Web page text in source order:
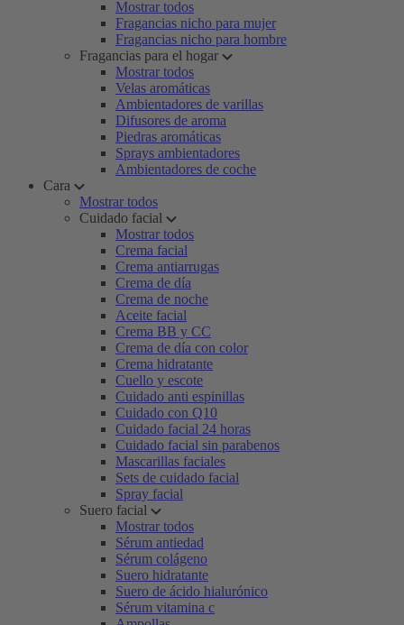
Mostrar todos
Fragancias nicho para mujer
Fragancias nicho para hombre
Fragancias para el hogar
Mostrar todos
Velas aromáticas
Ambientadores de varillas
Difusores de aroma
Piedras aromáticas
Sprays ambientadores
Ambientadores de coche
Cara
Mostrar todos
Cuidado facial
Mostrar todos
Crema facial
Crema antiarrugas
Crema de día
Crema de noche
Aceite facial
Crema BB y CC
Crema de día con color
Crema hidratante
Cuello y escote
Cuidado anti espinillas
Cuidado con Q10
Cuidado facial 24 horas
Cuidado facial sin parabenos
Mascarillas faciales
Sets de cuidado facial
Spray facial
Suero facial
Mostrar todos
Sérum antiedad
Sérum colágeno
Suero hidratante
Suero de ácido hialurónico
Sérum vitamina c